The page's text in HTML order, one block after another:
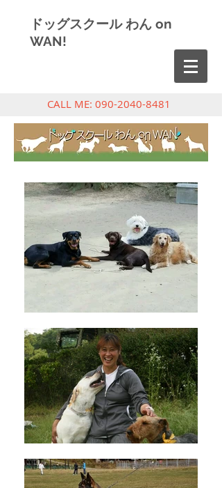
ドッグスクール わん on
WAN!
CALL ME: 090-2040-8481